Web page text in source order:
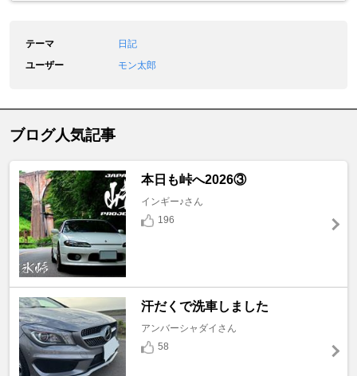
テーマ
日記
ユーザー
モン太郎
ブログ人気記事
本日も峠へ2026③
インギー♪さん
196
汗だくで洗車しました
アンバーシャダイさん
58